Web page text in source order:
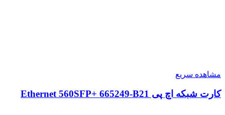
مشاهده سریع
کارت شبکه اچ پی Ethernet 560SFP+ 665249-B21